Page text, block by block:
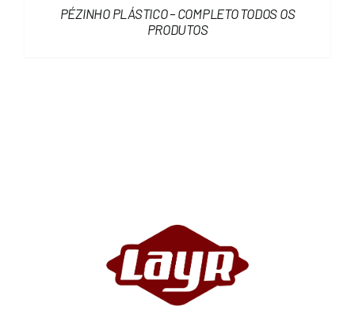
PÉZINHO PLÁSTICO – COMPLETO TODOS OS
PRODUTOS